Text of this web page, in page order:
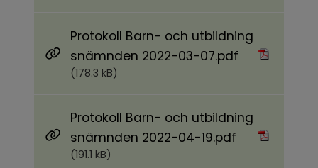
Protokoll Barn- och utbildning
snämnden 2022-03-07.pdf Pdf, 178.3 kB.
(178.3 kB)
Protokoll Barn- och utbildning
snämnden 2022-04-19.pdf Pdf, 191.1 kB.
(191.1 kB)